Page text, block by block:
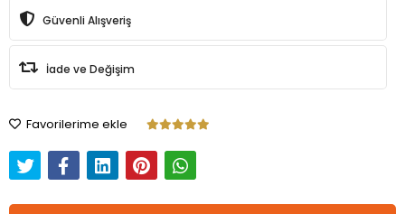
Güvenli Alışveriş
İade ve Değişim
Favorilerime ekle